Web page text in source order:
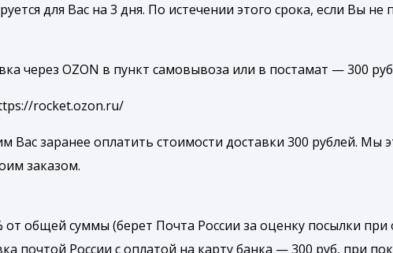
для Вас на 3 дня. По истечении этого срока, если Вы не
через OZON в пункт самовывоза или в постамат — 300
rocket.ozon.ru/
заранее оплатить стоимости доставки 300 рублей. Мы
заказом.
общей суммы (берет Почта России за оценку посылки
почтой России с оплатой на карту банка — 300 руб, при